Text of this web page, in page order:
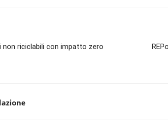
non riciclabili con impatto zero